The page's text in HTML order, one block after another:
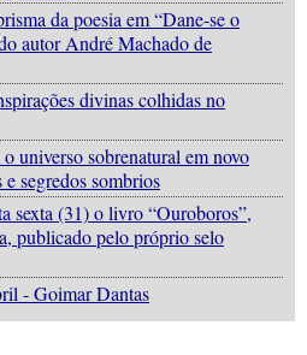
da poesia em “Dane-se o
autor André Machado de
divinas colhidas no
universo sobrenatural em novo
segredos sombrios
sexta (31) o livro “Ouroboros”,
publicado pelo próprio selo
- Goimar Dantas